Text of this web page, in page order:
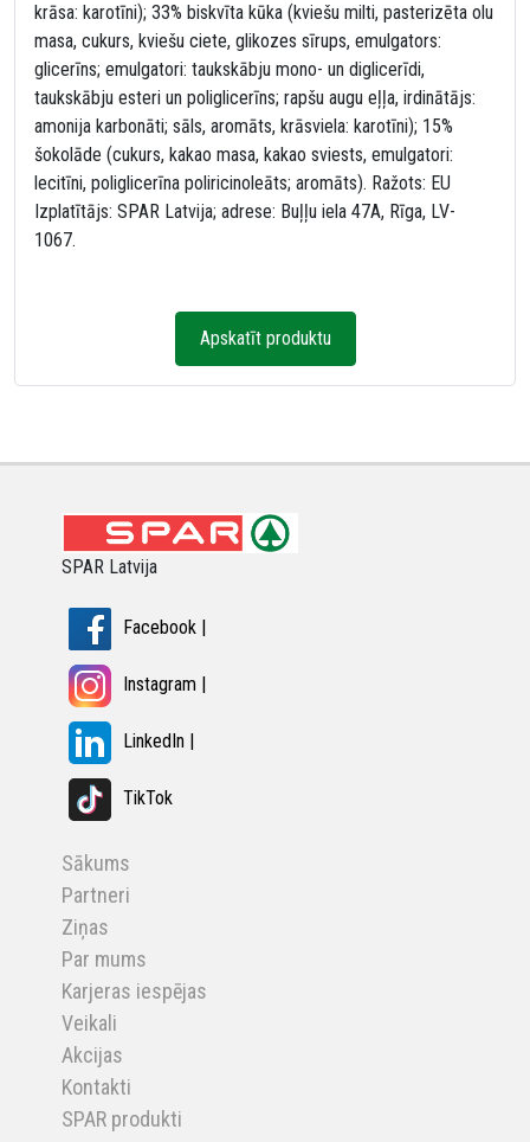
krāsa: karotīni); 33% biskvīta kūka (kviešu milti, pasterizēta olu
masa, cukurs, kviešu ciete, glikozes sīrups, emulgators:
glicerīns; emulgatori: taukskābju mono- un diglicerīdi,
taukskābju esteri un poliglicerīns; rapšu augu eļļa, irdinātājs:
amonija karbonāti; sāls, aromāts, krāsviela: karotīni); 15%
šokolāde (cukurs, kakao masa, kakao sviests, emulgatori:
lecitīni, poliglicerīna poliricinoleāts; aromāts). Ražots: EU
Izplatītājs: SPAR Latvija; adrese: Buļļu iela 47A, Rīga, LV-
1067.
Apskatīt produktu
SPAR Latvija
Facebook |
Instagram |
LinkedIn |
TikTok
Sākums
Partneri
Ziņas
Par mums
Karjeras iespējas
Veikali
Akcijas
Kontakti
SPAR produkti